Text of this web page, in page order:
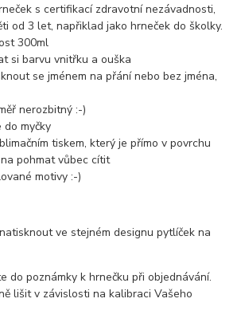
s certifikací zdravotní nezávadnosti,
od 3 let, napřiklad jako hrneček do školky.
300ml
si barvu vnitřku a ouška
se jménem na přání nebo bez jména,
nerozbitný :-)
do myčky
tiskem, který je přímo v povrchu
pohmat vůbec cítit
motivy :-)
ve stejném designu pytlíček na
do poznámky k hrnečku při objednávání.
lišit v závislosti na kalibraci Vašeho